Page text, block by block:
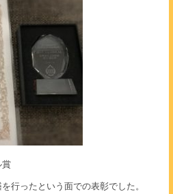
賞
行ったという面での表彰でした。